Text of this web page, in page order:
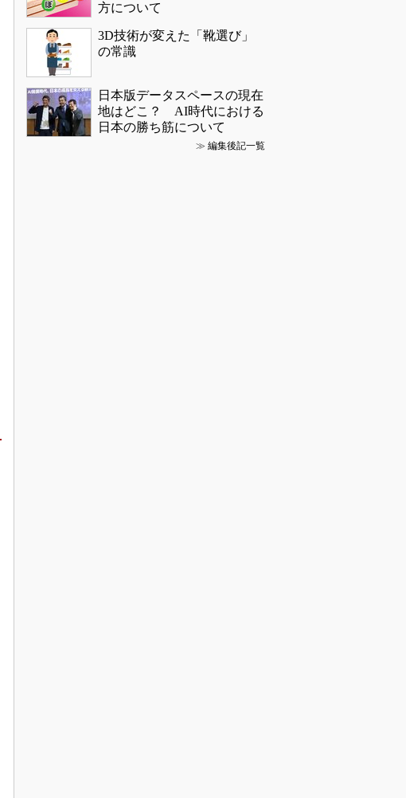
方について
3D技術が変えた「靴選び」
の常識
日本版データスペースの現在
地はどこ？ AI時代における
日本の勝ち筋について
≫ 編集後記一覧